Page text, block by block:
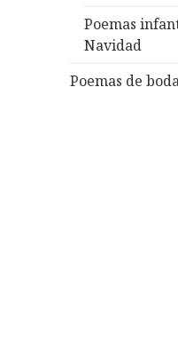
Poemas
Navidad
Poemas de